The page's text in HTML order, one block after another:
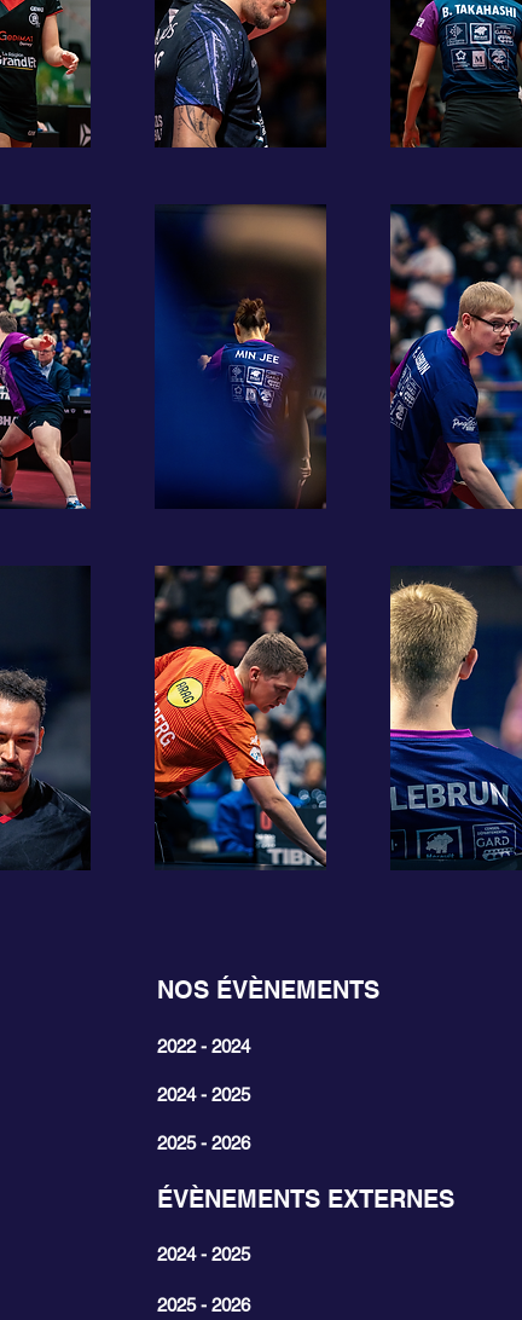
NOS ÉVÈNEMENTS
2022 - 2024
2024 - 2025
2025 - 2026
ÉVÈNEMENTS EXTERNES
2024 - 2025
2025 - 2026